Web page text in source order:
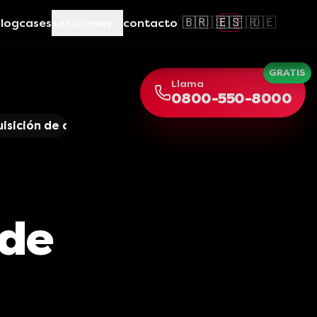
cases contacto 🇧🇷🇺🇸🇪🇸🇫🇷🇩🇪
de clientes
Llama
0800-550-8000
GRATIS